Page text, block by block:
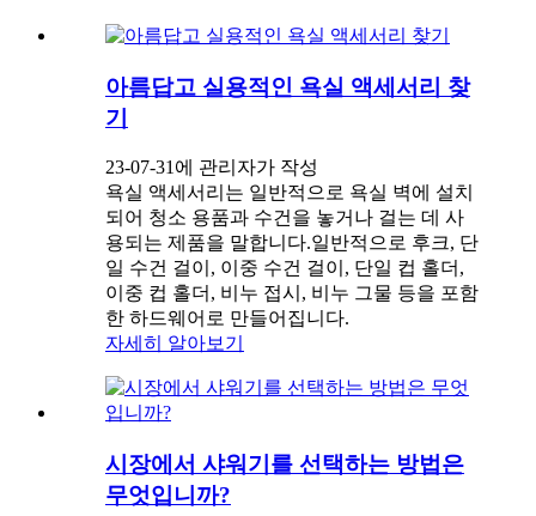
아름답고 실용적인 욕실 액세서리 찾
기
23-07-31에 관리자가 작성
욕실 액세서리는 일반적으로 욕실 벽에 설치
되어 청소 용품과 수건을 놓거나 걸는 데 사
용되는 제품을 말합니다.일반적으로 후크, 단
일 수건 걸이, 이중 수건 걸이, 단일 컵 홀더,
이중 컵 홀더, 비누 접시, 비누 그물 등을 포함
한 하드웨어로 만들어집니다.
자세히 알아보기
시장에서 샤워기를 선택하는 방법은
무엇입니까?